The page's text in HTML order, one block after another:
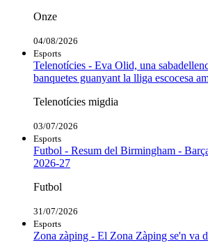
Onze
04/08/2026
Esports
Telenotícies - Eva Olid, una
banquetes guanyant la lliga escocesa
Telenotícies migdia
03/07/2026
Esports
Futbol - Resum del Birmingham -
2026-27
Futbol
31/07/2026
Esports
Zona zàping - El Zona Zàping se'n va